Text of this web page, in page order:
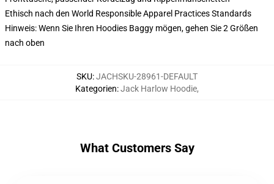
Ethisch nach den World Responsible Apparel Practices Standards
Hinweis: Wenn Sie Ihren Hoodies Baggy mögen, gehen Sie 2 Größen
nach oben
SKU:JACHSKU-28961-DEFAULT
Kategorien:Jack Harlow Hoodie,
What Customers Say